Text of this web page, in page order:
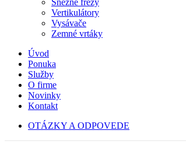
Snežné frézy
Vertikulátory
Vysávače
Zemné vrtáky
Úvod
Ponuka
Služby
O firme
Novinky
Kontakt
OTÁZKY A ODPOVEDE